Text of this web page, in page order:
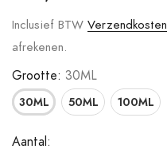
Inclusief BTW Verzendkosten
afrekenen.
Grootte: 30ML
30ML 50ML 100ML
Aantal: